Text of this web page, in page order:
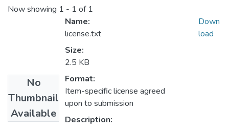
Now showing 1 - 1 of 1
No
Thumbnail
Available
Name:
license.txt
Size:
2.5 KB
Format:
Item-specific license agreed
upon to submission
Description:
Down
load